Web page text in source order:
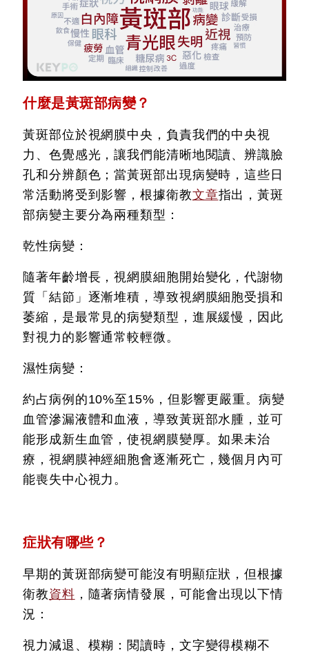
什麼是黃斑部病變？
黃斑部位於視網膜中央，負責我們的中央視
力、色覺感光，讓我們能清晰地閱讀、辨識臉
孔和分辨顏色；當黃斑部出現病變時，這些日
常活動將受到影響，根據衛教文章指出，黃斑
部病變主要分為兩種類型：
乾性病變：
隨著年齡增長，視網膜細胞開始變化，代謝物
質「結節」逐漸堆積，導致視網膜細胞受損和
萎縮，是最常見的病變類型，進展緩慢，因此
對視力的影響通常較輕微。
濕性病變：
約占病例的10%至15%，但影響更嚴重。病變
血管滲漏液體和血液，導致黃斑部水腫，並可
能形成新生血管，使視網膜變厚。如果未治
療，視網膜神經細胞會逐漸死亡，幾個月內可
能喪失中心視力。
症狀有哪些？
早期的黃斑部病變可能沒有明顯症狀，但根據
衛教資料 ，隨著病情發展，可能會出現以下情
況：
視力減退、模糊：閱讀時，文字變得模糊不